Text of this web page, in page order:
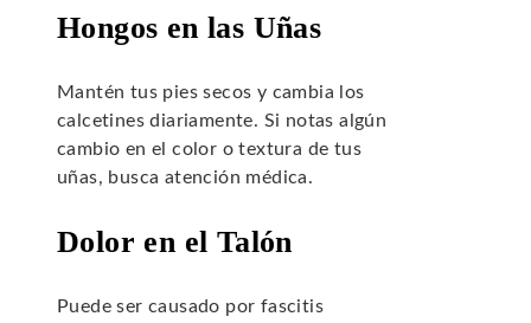
Hongos en las Uñas
Mantén tus pies secos y cambia los
calcetines diariamente. Si notas algún
cambio en el color o textura de tus
uñas, busca atención médica.
Dolor en el Talón
Puede ser causado por fascitis